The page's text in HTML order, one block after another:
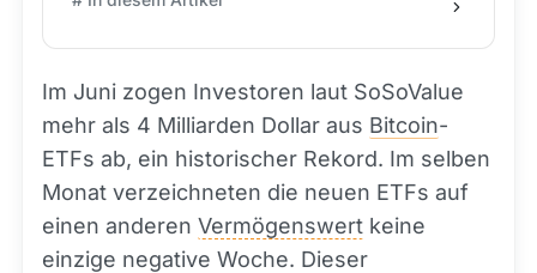
Im Juni zogen Investoren laut SoSoValue
mehr als 4 Milliarden Dollar aus Bitcoin-
ETFs ab, ein historischer Rekord. Im selben
Monat verzeichneten die neuen ETFs auf
einen anderen Vermögenswert keine
einzige negative Woche. Dieser